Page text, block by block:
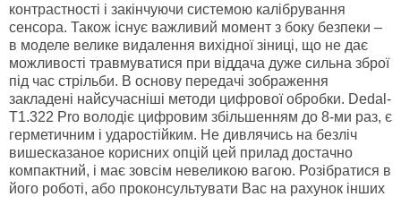
контрастності і закінчуючи системою калібрування
сенсора. Також існує важливий момент з боку безпеки –
в моделе велике видалення вихідної зіниці, що не дає
можливості травмуватися при віддача дуже сильна зброї
під час стрільби. В основу передачі зображення
закладені найсучасніші методи цифрової обробки. Dedal-
T1.322 Pro володіє цифровим збільшенням до 8-ми раз, є
герметичним і ударостійким. Не дивлячись на безліч
вишесказаное корисних опцій цей прилад достачно
компактний, і має зовсім невеликою вагою. Розібратися в
його роботі, або проконсультувати Вас на рахунок інших